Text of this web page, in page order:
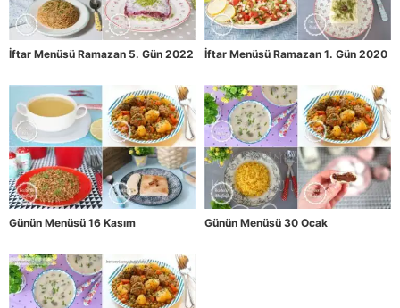
İftar Menüsü Ramazan 5. Gün 2022 İftar Menüsü Ramazan 1. Gün 2020
Günün Menüsü 16 Kasım Günün Menüsü 30 Ocak